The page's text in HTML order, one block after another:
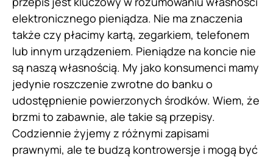
elektronicznego pieniądza. Nie ma znaczenia
także czy płacimy kartą, zegarkiem, telefonem
lub innym urządzeniem. Pieniądze na koncie nie
są naszą własnością. My jako konsumenci mamy
jedynie roszczenie zwrotne do banku o
udostępnienie powierzonych środków. Wiem, że
brzmi to zabawnie, ale takie są przepisy.
Codziennie żyjemy z różnymi zapisami
prawnymi, ale te budzą kontrowersje i mogą być